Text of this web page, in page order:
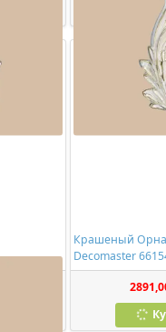
Крашеный
Decomaster